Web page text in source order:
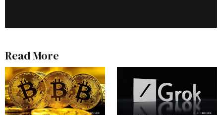
Read More